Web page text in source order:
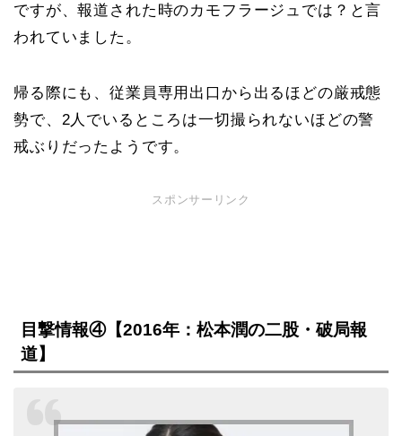
ですが、報道された時のカモフラージュでは？と言
われていました。
帰る際にも、従業員専用出口から出るほどの厳戒態
勢で、2人でいるところは一切撮られないほどの警
戒ぶりだったようです。
スポンサーリンク
目撃情報④【2016年：松本潤の二股・破局報
道】